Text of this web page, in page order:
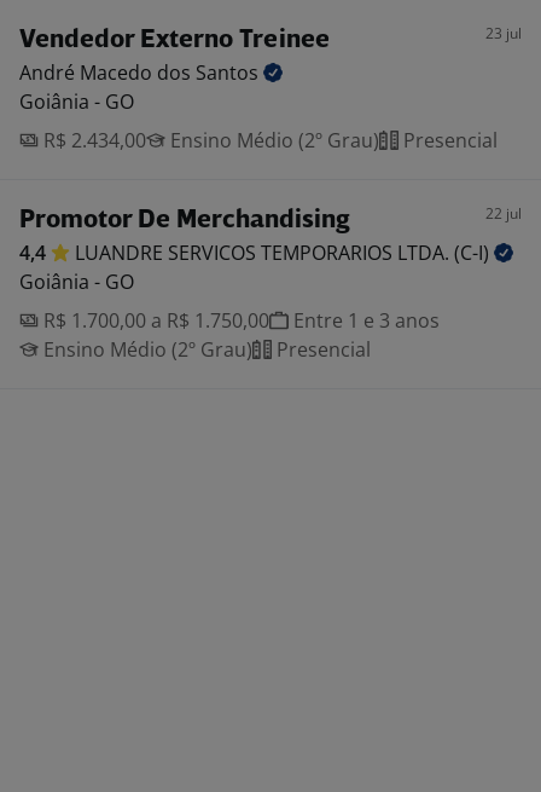
Vendedor Externo Treinee 23 jul
André Macedo dos Santos
Goiânia - GO
R$ 2.434,00
Ensino Médio (2º Grau) Presencial
Promotor De Merchandising 22 jul
4,4 LUANDRE SERVICOS TEMPORARIOS LTDA. (C-I)
Goiânia - GO
R$ 1.700,00 a R$ 1.750,00
Entre 1 e 3 anos
Ensino Médio (2º Grau)
Presencial